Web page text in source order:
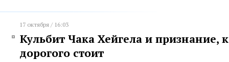
17 октября / 16:03
Кульбит Чака Хейгела и признание,
дорогого стоит